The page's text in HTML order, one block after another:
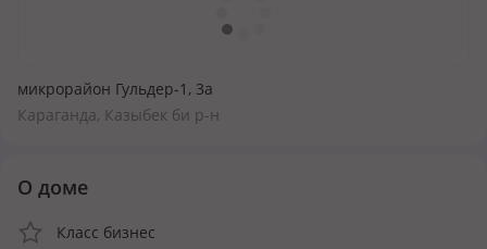
микрорайон Гульдер-1, 3а
Караганда, Казыбек би р-н
О доме
Класс бизнес